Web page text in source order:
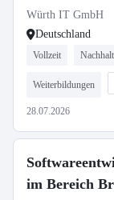
Würth IT GmbH
Deutschland
Vollzeit
Weiterbildungen
28.07.2026
im Bereich